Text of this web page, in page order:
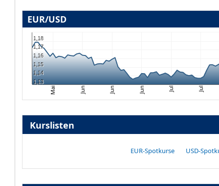
EUR/USD
Mai Jun Jun Jun Jul Jul
1,13
1,14
1,15
1,16
1,17
1,18
Kurslisten
EUR-Spotkurse USD-